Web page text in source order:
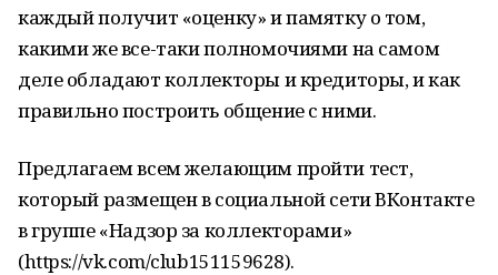
каждый получит «оценку» и памятку о том,
какими же все-таки полномочиями на самом
деле обладают коллекторы и кредиторы, и как
правильно построить общение с ними.
Предлагаем всем желающим пройти тест,
который размещен в социальной сети ВКонтакте
в группе «Надзор за коллекторами»
(https://vk.com/club151159628).